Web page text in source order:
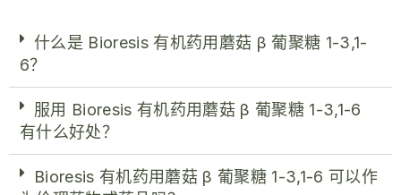
什么是 Bioresis 有机药用蘑菇 β 葡聚糖 1-3,1-
6？
服用 Bioresis 有机药用蘑菇 β 葡聚糖 1-3,1-6
有什么好处？
Bioresis 有机药用蘑菇 β 葡聚糖 1-3,1-6 可以作